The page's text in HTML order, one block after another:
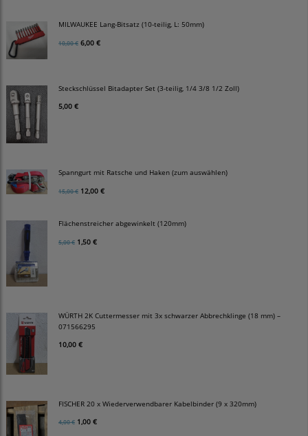
MILWAUKEE Lang-Bitsatz (10-teilig, L: 50mm)
10,00 € 6,00 €
Steckschlüssel Bitadapter Set (3-teilig, 1/4 3/8 1/2 Zoll)
5,00 €
Spanngurt mit Ratsche und Haken (zum auswählen)
15,00 € 12,00 €
Flächenstreicher abgewinkelt (120mm)
5,00 € 1,50 €
WÜRTH 2K Cuttermesser mit 3x schwarzer Abbrechklinge (18 mm) –
071566295
10,00 €
FISCHER 20 x Wiederverwendbarer Kabelbinder (9 x 320mm)
4,00 € 1,00 €